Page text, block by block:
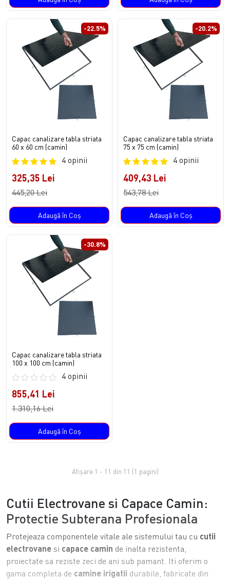
-22.5%
Capac canalizare tabla striata
60 x 60 cm (camin)
4 opinii
325,35 Lei
445,20 Lei
Adaugă în Coş
-20.2%
Capac canalizare tabla striata
75 x 75 cm (camin)
4 opinii
409,43 Lei
543,78 Lei
Adaugă în Coş
-30.8%
Capac canalizare tabla striata
100 x 100 cm (camin)
4 opinii
855,41 Lei
1.310,16 Lei
Adaugă în Coş
Afişare 1 - 11 din 11 (1 pagini)
Cutii Electrovane si Capace Camin:
Protectie Subterana Profesionala
Protejeaza componentele vitale ale sistemului tau cu cutii
electrovane si capace camin de inalta rezistenta,
proiectate sa reziste zeci de ani sub pamant. Iti oferim o
gama completa de camine irigatii durabile, fabricate din